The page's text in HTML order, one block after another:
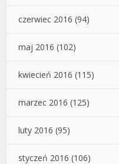
czerwiec 2016 (94)
maj 2016 (102)
kwiecień 2016 (115)
marzec 2016 (125)
luty 2016 (95)
styczeń 2016 (106)